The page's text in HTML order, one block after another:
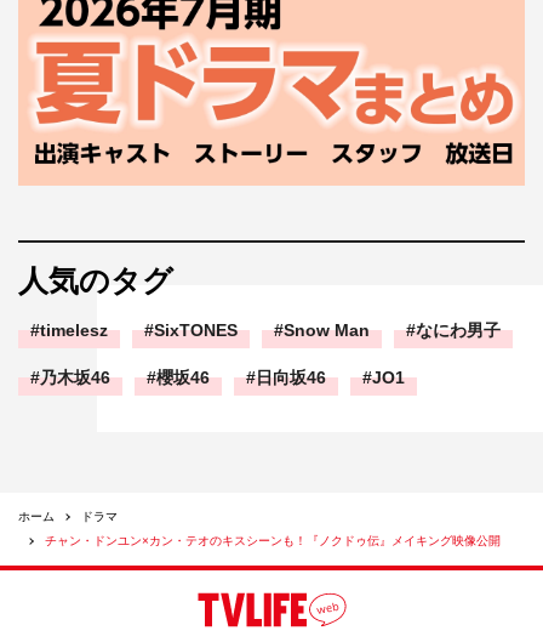
人気のタグ
timelesz SixTONES Snow Man なにわ男子
乃木坂46 櫻坂46 日向坂46 JO1
ホーム
ドラマ
チャン・ドンユン×カン・テオのキスシーンも！『ノクドゥ伝』メイキング映像公開